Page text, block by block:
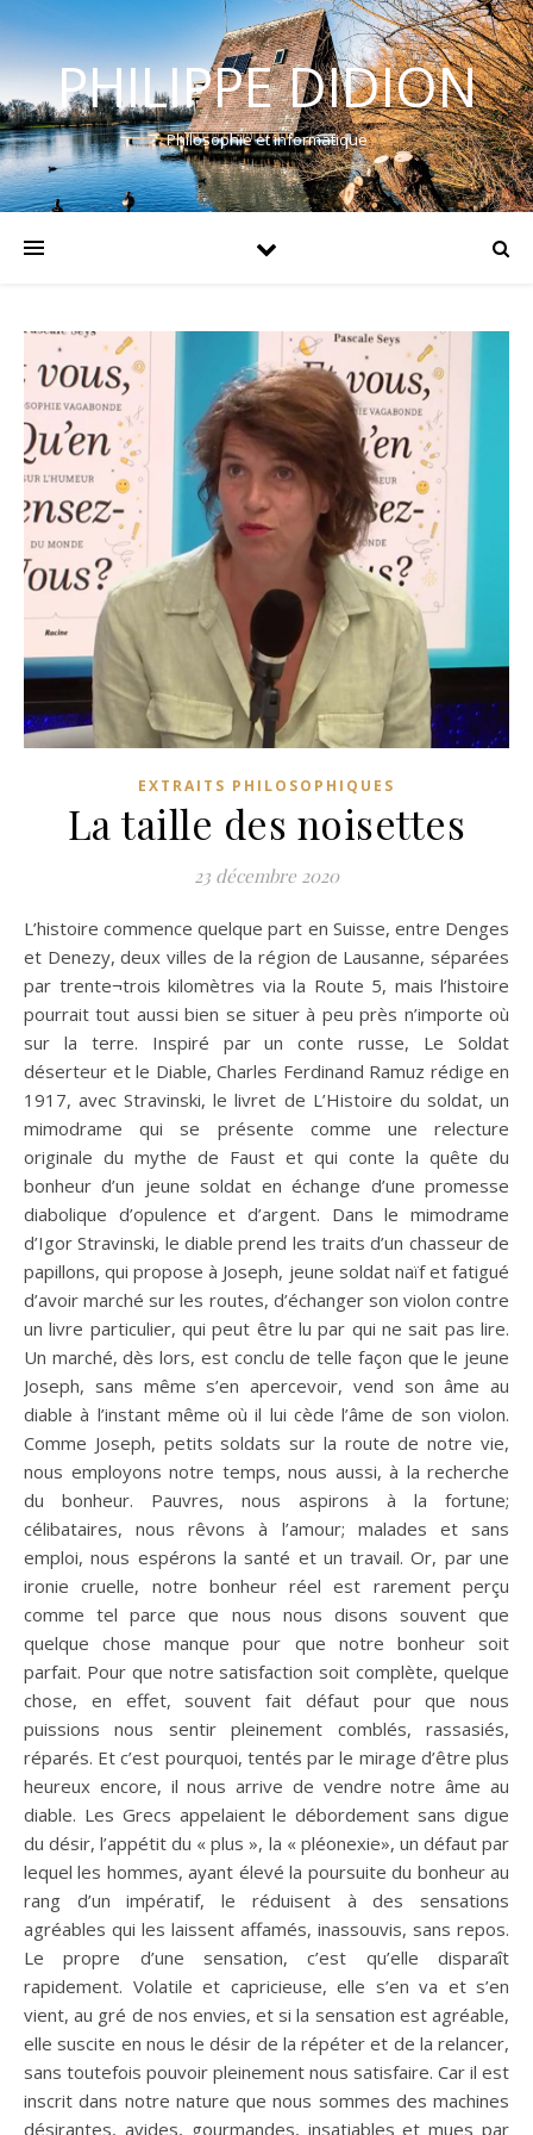
PHILIPPE DIDION
Philosophie et informatique
EXTRAITS PHILOSOPHIQUES
La taille des noisettes
23 décembre 2020
L’histoire commence quelque part en Suisse, entre Denges
et Denezy, deux villes de la région de Lausanne, séparées
par trente¬trois kilomètres via la Route 5, mais l’histoire
pourrait tout aussi bien se situer à peu près n’importe où
sur la terre. Inspiré par un conte russe, Le Soldat
déserteur et le Diable, Charles Ferdinand Ramuz rédige en
1917, avec Stravinski, le livret de L’Histoire du soldat, un
mimodrame qui se présente comme une relecture
originale du mythe de Faust et qui conte la quête du
bonheur d’un jeune soldat en échange d’une promesse
diabolique d’opulence et d’argent. Dans le mimodrame
d’Igor Stravinski, le diable prend les traits d’un chasseur de
papillons, qui propose à Joseph, jeune soldat naïf et fatigué
d’avoir marché sur les routes, d’échanger son violon contre
un livre particulier, qui peut être lu par qui ne sait pas lire.
Un marché, dès lors, est conclu de telle façon que le jeune
Joseph, sans même s’en apercevoir, vend son âme au
diable à l’instant même où il lui cède l’âme de son violon.
Comme Joseph, petits soldats sur la route de notre vie,
nous employons notre temps, nous aussi, à la recherche
du bonheur. Pauvres, nous aspirons à la fortune;
célibataires, nous rêvons à l’amour; malades et sans
emploi, nous espérons la santé et un travail. Or, par une
ironie cruelle, notre bonheur réel est rarement perçu
comme tel parce que nous nous disons souvent que
quelque chose manque pour que notre bonheur soit
parfait. Pour que notre satisfaction soit complète, quelque
chose, en effet, souvent fait défaut pour que nous
puissions nous sentir pleinement comblés, rassasiés,
réparés. Et c’est pourquoi, tentés par le mirage d’être plus
heureux encore, il nous arrive de vendre notre âme au
diable. Les Grecs appelaient le débordement sans digue
du désir, l’appétit du « plus », la « pléonexie», un défaut par
lequel les hommes, ayant élevé la poursuite du bonheur au
rang d’un impératif, le réduisent à des sensations
agréables qui les laissent affamés, inassouvis, sans repos.
Le propre d’une sensation, c’est qu’elle disparaît
rapidement. Volatile et capricieuse, elle s’en va et s’en
vient, au gré de nos envies, et si la sensation est agréable,
elle suscite en nous le désir de la répéter et de la relancer,
sans toutefois pouvoir pleinement nous satisfaire. Car il est
inscrit dans notre nature que nous sommes des machines
désirantes, avides, gourmandes, insatiables et mues par